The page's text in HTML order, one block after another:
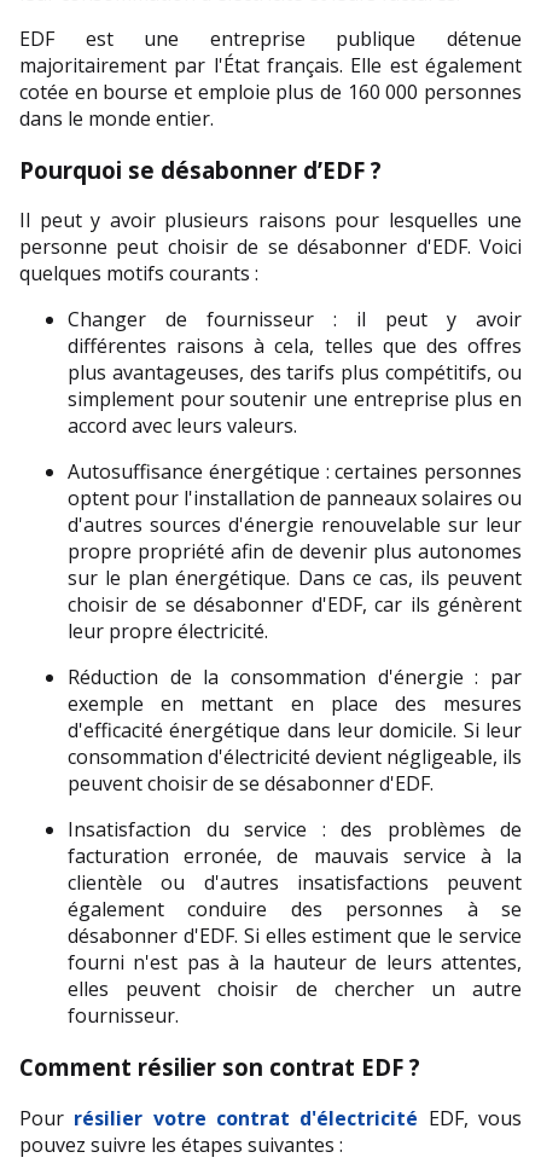
EDF est une entreprise publique détenue
majoritairement par l'État français. Elle est également
cotée en bourse et emploie plus de 160 000 personnes
dans le monde entier.
Pourquoi se désabonner d’EDF ?
Il peut y avoir plusieurs raisons pour lesquelles une
personne peut choisir de se désabonner d'EDF. Voici
quelques motifs courants :
Changer de fournisseur : il peut y avoir
différentes raisons à cela, telles que des offres
plus avantageuses, des tarifs plus compétitifs, ou
simplement pour soutenir une entreprise plus en
accord avec leurs valeurs.
Autosuffisance énergétique : certaines personnes
optent pour l'installation de panneaux solaires ou
d'autres sources d'énergie renouvelable sur leur
propre propriété afin de devenir plus autonomes
sur le plan énergétique. Dans ce cas, ils peuvent
choisir de se désabonner d'EDF, car ils génèrent
leur propre électricité.
Réduction de la consommation d'énergie : par
exemple en mettant en place des mesures
d'efficacité énergétique dans leur domicile. Si leur
consommation d'électricité devient négligeable, ils
peuvent choisir de se désabonner d'EDF.
Insatisfaction du service : des problèmes de
facturation erronée, de mauvais service à la
clientèle ou d'autres insatisfactions peuvent
également conduire des personnes à se
désabonner d'EDF. Si elles estiment que le service
fourni n'est pas à la hauteur de leurs attentes,
elles peuvent choisir de chercher un autre
fournisseur.
Comment résilier son contrat EDF ?
Pour résilier votre contrat d'électricité EDF, vous
pouvez suivre les étapes suivantes :